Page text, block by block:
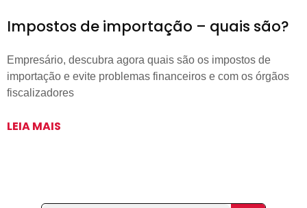
Impostos de importação – quais são?
Empresário, descubra agora quais são os impostos de
importação e evite problemas financeiros e com os órgãos
fiscalizadores
LEIA MAIS